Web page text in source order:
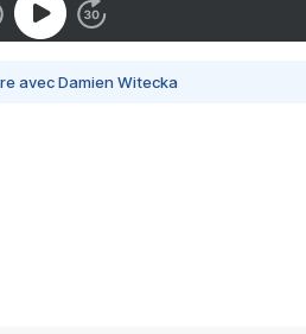
avec Damien Witecka